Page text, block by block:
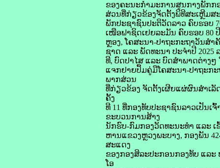
ຂອງຄະນະກຳມະການສູນກາງພັກກ
ສ່ວນທີ່ກ່ຽວຂ້ອງຈັດຕັ້ງພິທີສະເຫຼີມສ
ພັກປະຊາຊົນປະຕິວັດລາວ ຄົບຮອບ
ເໜືອຟາຊິດເຢຍລະມັນ ຄົບຮອບ 80
ຫຼອງ, ໂຄສະນາ-ປາຖະກະຖາວັນສໍ
ຊາດ ແລະ ພັດທະນາ ປະຈຳປີ
ທີ, ບົດປາໄສ ແລະ ບົດສຳພາດຕ່າງ
ແຈກຢາຍປຶ້ມຄູ່ມືໂຄສະນາ-ປາຖະກ
ພາກສ່ວນ
ທີ່ກ່ຽວຂ້ອງ ຈັດຕັ້ງເຜີຍແຜ່ຜົນສໍາເລັ
ຄັ້ງ
ທີ 11 ທີ່ກອງທັບປະຊາຊົນລາວເປັນ
ຂະບວນການສ້າງ
ນັກຮົບ-ກົມກອງວັດທະນະທຳ ແລະ
ຫານແຂວງຫຼວງພະບາງ, ກອງພັນ
ສະແດງ
ຂອງກອງສິລະປະກອນກອງທັບ ແລ
ໂອ